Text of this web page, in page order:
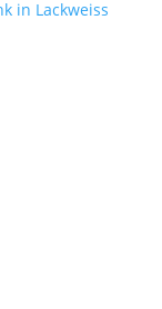
in Lackweiss